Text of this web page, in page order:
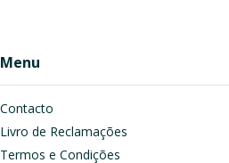
Menu
Contacto
Livro de Reclamações
Termos e Condições